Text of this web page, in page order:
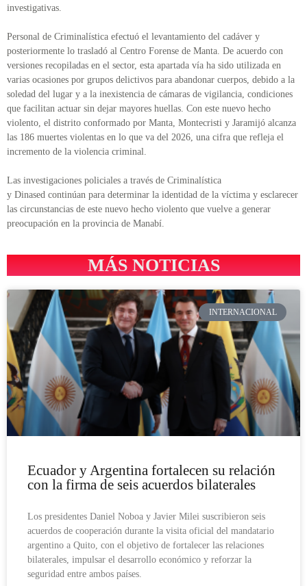
investigativas.
Personal de Criminalística efectuó el levantamiento del cadáver y
posteriormente lo trasladó al Centro Forense de Manta. De acuerdo con
versiones recopiladas en el sector, esta apartada vía ha sido utilizada en
varias ocasiones por grupos delictivos para abandonar cuerpos, debido a la
soledad del lugar y a la inexistencia de cámaras de vigilancia, condiciones
que facilitan actuar sin dejar mayores huellas. Con este nuevo hecho
violento, el distrito conformado por Manta, Montecristi y Jaramijó alcanza
las 186 muertes violentas en lo que va del 2026, una cifra que refleja el
incremento de la violencia criminal.
Las investigaciones policiales a través de Criminalística
y Dinased continúan para determinar la identidad de la víctima y esclarecer
las circunstancias de este nuevo hecho violento que vuelve a generar
preocupación en la provincia de Manabí.
MÁS NOTICIAS
INTERNACIONAL
Ecuador y Argentina fortalecen su relación
con la firma de seis acuerdos bilaterales
Los presidentes Daniel Noboa y Javier Milei suscribieron seis
acuerdos de cooperación durante la visita oficial del mandatario
argentino a Quito, con el objetivo de fortalecer las relaciones
bilaterales, impulsar el desarrollo económico y reforzar la
seguridad entre ambos países.